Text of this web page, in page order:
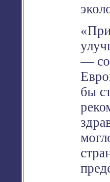
—
бы